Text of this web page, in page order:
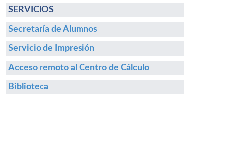
SERVICIOS
Secretaría de Alumnos
Servicio de Impresión
Acceso remoto al Centro de Cálculo
Biblioteca